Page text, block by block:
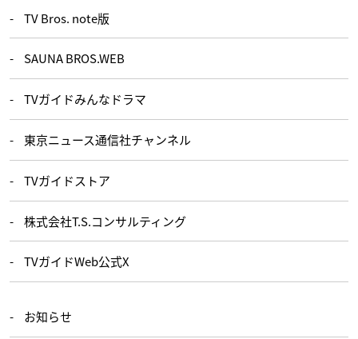
TV Bros. note版
SAUNA BROS.WEB
TVガイドみんなドラマ
東京ニュース通信社チャンネル
TVガイドストア
株式会社T.S.コンサルティング
TVガイドWeb公式X
お知らせ